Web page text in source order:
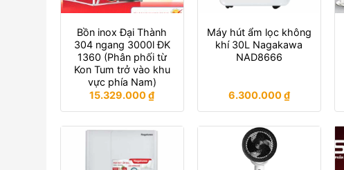
Bồn inox Đại Thành
304 ngang 3000l ĐK
1360 (Phân phối từ
Kon Tum trở vào khu
vực phía Nam)
15.329.000₫
Máy hút ẩm lọc không
khí 30L Nagakawa
NAD8666
6.300.000₫